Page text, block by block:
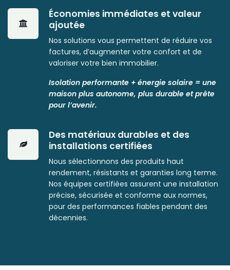
Économies immédiates et valeur
ajoutée
Nos solutions vous permettent de réduire vos
factures, d’augmenter votre confort et de
valoriser votre bien immobilier.
Isolation performante + énergie solaire = une
maison plus autonome, plus durable et prête
pour l’avenir.
Des matériaux durables et des
installations certifiées
Nous sélectionnons des produits haut
rendement, résistants et garanties long terme.
Nos équipes certifiées assurent une installation
précise, sécurisée et conforme aux normes,
pour des performances fiables pendant des
décennies.